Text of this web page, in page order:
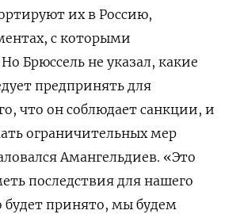
их в Россию,
с которыми
Брюссель не указал, какие
предпринять для
что он соблюдает санкции, и
ограничительных мер
Амангельдиев. «Это
последствия для нашего
принято, мы будем